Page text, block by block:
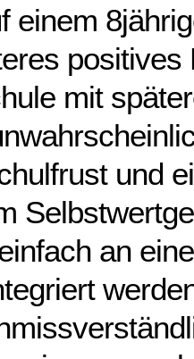
einem
positives
mit
und
an